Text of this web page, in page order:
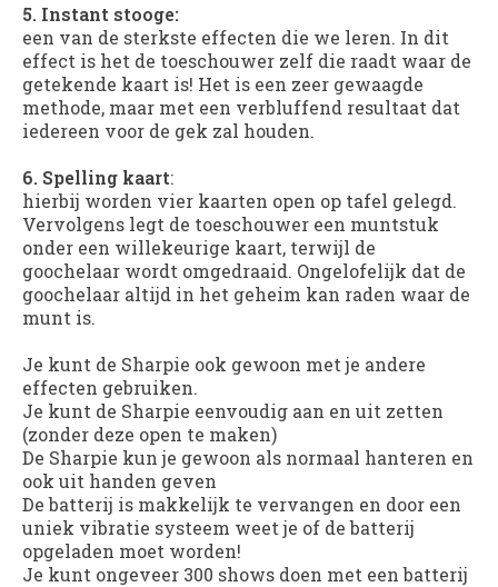
5. Instant stooge:
een van de sterkste effecten die we leren. In dit
effect is het de toeschouwer zelf die raadt waar de
getekende kaart is! Het is een zeer gewaagde
methode, maar met een verbluffend resultaat dat
iedereen voor de gek zal houden.
6. Spelling kaart:
hierbij worden vier kaarten open op tafel gelegd.
Vervolgens legt de toeschouwer een muntstuk
onder een willekeurige kaart, terwijl de
goochelaar wordt omgedraaid. Ongelofelijk dat de
goochelaar altijd in het geheim kan raden waar de
munt is.
Je kunt de Sharpie ook gewoon met je andere
effecten gebruiken.
Je kunt de Sharpie eenvoudig aan en uit zetten
(zonder deze open te maken)
De Sharpie kun je gewoon als normaal hanteren en
ook uit handen geven
De batterij is makkelijk te vervangen en door een
uniek vibratie systeem weet je of de batterij
opgeladen moet worden!
Je kunt ongeveer 300 shows doen met een batterij